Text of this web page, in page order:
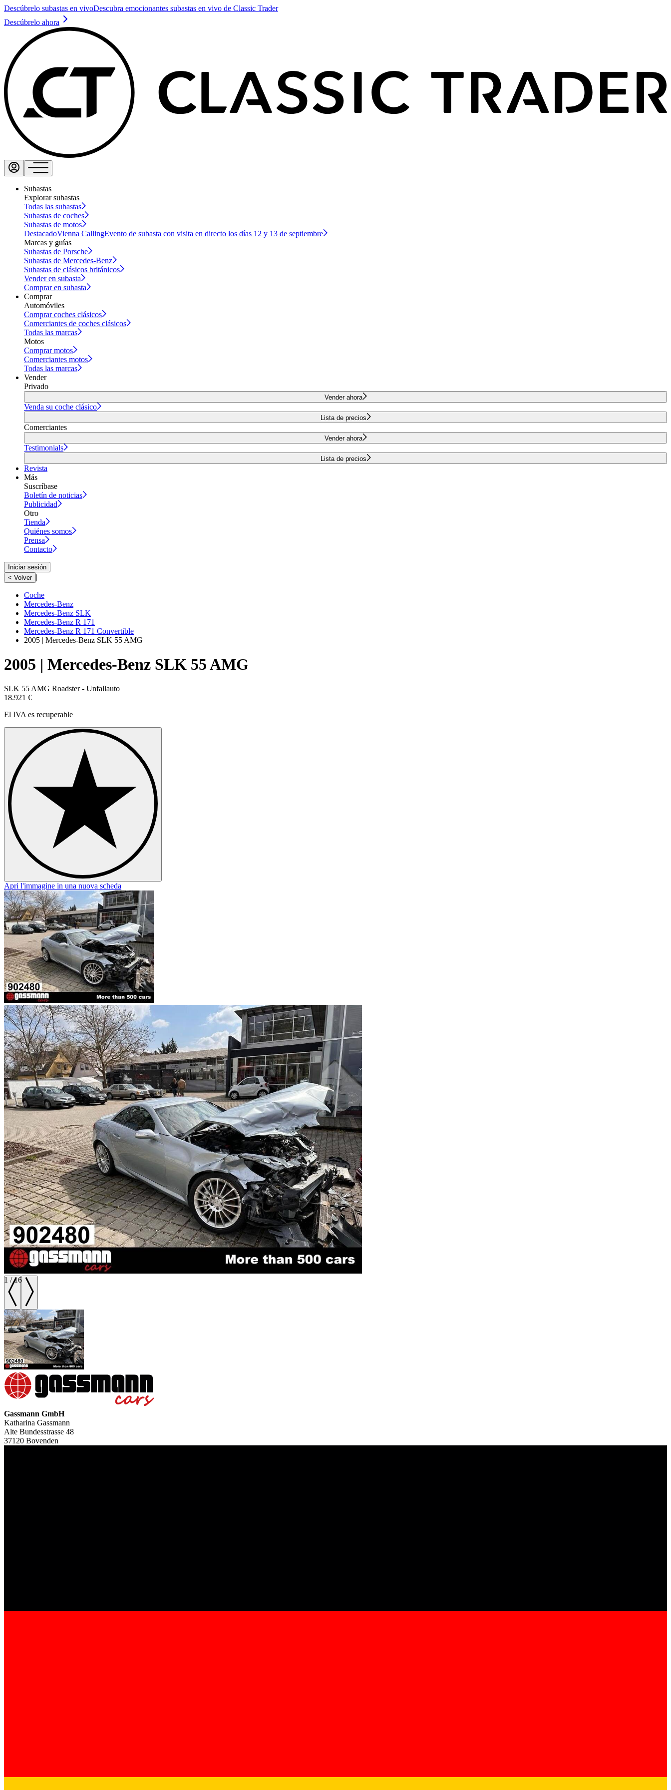
Descúbrelo subastas en vivoDescubra emocionantes subastas en vivo de Classic Trader
Descúbrelo ahora
Subastas
Explorar subastas
Todas las subastas
Subastas de coches
Subastas de motos
DestacadoVienna CallingEvento de subasta con visita en directo los días 12 y 13 de septiembre
Marcas y guías
Subastas de Porsche
Subastas de Mercedes-Benz
Subastas de clásicos británicos
Vender en subasta
Comprar en subasta
Comprar
Automóviles
Comprar coches clásicos
Comerciantes de coches clásicos
Todas las marcas
Motos
Comprar motos
Comerciantes motos
Todas las marcas
Vender
Privado
Vender ahora
Venda su coche clásico
Lista de precios
Comerciantes
Vender ahora
Testimonials
Lista de precios
Revista
Más
Suscríbase
Boletín de noticias
Publicidad
Otro
Tienda
Quiénes somos
Prensa
Contacto
Iniciar sesión
< Volver |
Coche
Mercedes-Benz
Mercedes-Benz SLK
Mercedes-Benz R 171
Mercedes-Benz R 171 Convertible
2005 | Mercedes-Benz SLK 55 AMG
2005 | Mercedes-Benz SLK 55 AMG
SLK 55 AMG Roadster - Unfallauto
18.921 €
El IVA es recuperable
Apri l'immagine in una nuova scheda
1 /16
Gassmann GmbH
Katharina Gassmann
Alte Bundesstrasse 48
37120 Bovenden